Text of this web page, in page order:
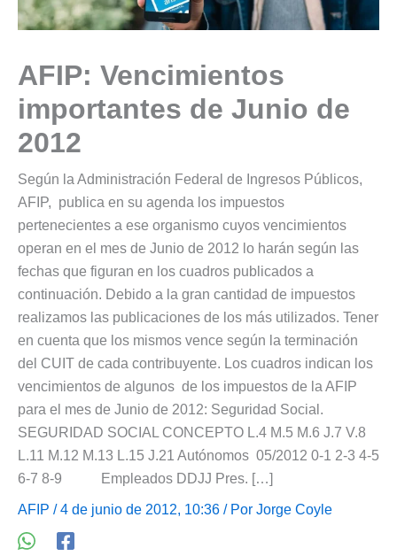
AFIP: Vencimientos
importantes de Junio de
2012
Según la Administración Federal de Ingresos Públicos,
AFIP, publica en su agenda los impuestos
pertenecientes a ese organismo cuyos vencimientos
operan en el mes de Junio de 2012 lo harán según las
fechas que figuran en los cuadros publicados a
continuación. Debido a la gran cantidad de impuestos
realizamos las publicaciones de los más utilizados. Tener
en cuenta que los mismos vence según la terminación
del CUIT de cada contribuyente. Los cuadros indican los
vencimientos de algunos de los impuestos de la AFIP
para el mes de Junio de 2012: Seguridad Social.
SEGURIDAD SOCIAL CONCEPTO L.4 M.5 M.6 J.7 V.8
L.11 M.12 M.13 L.15 J.21 Autónomos 05/2012 0-1 2-3 4-5
6-7 8-9 Empleados DDJJ Pres. […]
AFIP / 4 de junio de 2012, 10:36 / Por Jorge Coyle